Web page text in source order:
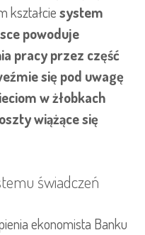
kształciesystem
powoduje
pracy przez część
się pod uwagę
w żłobkach
wiążące się
świadczeń
ekonomista Banku